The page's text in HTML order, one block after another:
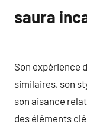
saura
Son expérience
similaires, son
son aisance
des éléments